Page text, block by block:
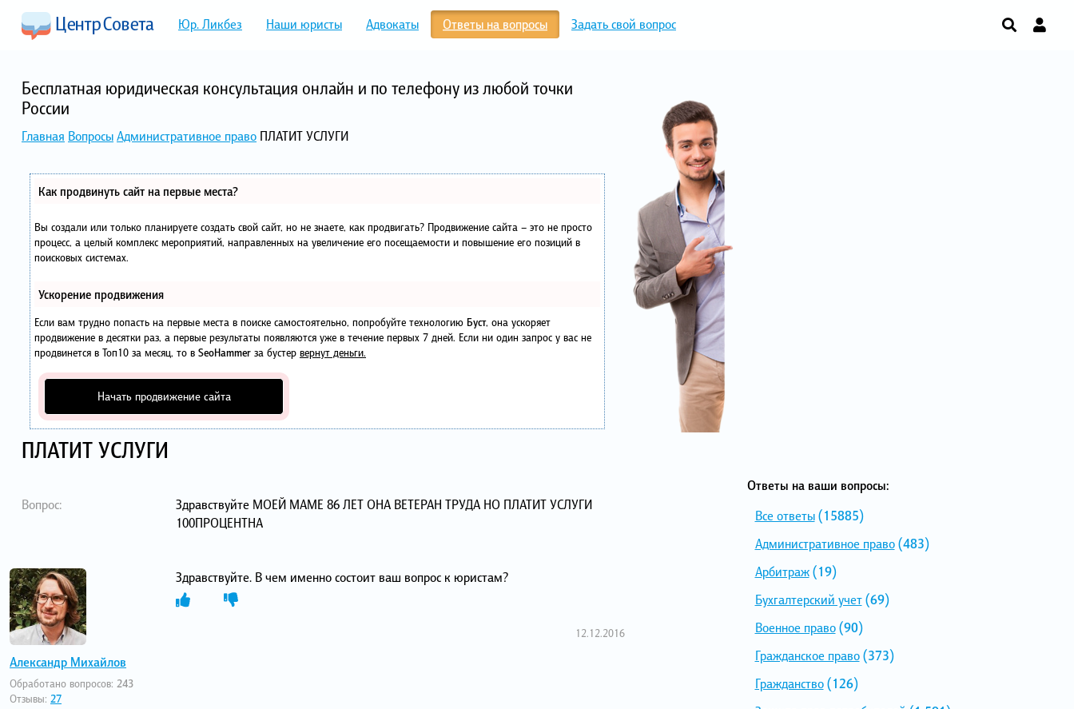
Юр. Ликбез Наши юристы Адвокаты Ответы на вопросы Задать свой вопрос
Бесплатная юридическая консультация онлайн и по телефону из любой точки
России
Главная ВопросыАдминистративное право ПЛАТИТ УСЛУГИ
Как продвинуть сайт на первые места?
Вы создали или только планируете создать свой сайт, но не знаете, как продвигать? Продвижение сайта – это не просто
процесс, а целый комплекс мероприятий, направленных на увеличение его посещаемости и повышение его позиций в
поисковых системах.
Ускорение продвижения
Если вам трудно попасть на первые места в поиске самостоятельно, попробуйте технологию Буст, она ускоряет
продвижение в десятки раз, а первые результаты появляются уже в течение первых 7 дней. Если ни один запрос у вас не
продвинется в Топ10 за месяц, то в SeoHammer за бустер вернут деньги.
Начать продвижение сайта
ПЛАТИТ УСЛУГИ
Вопрос:
Здравствуйте МОЕЙ МАМЕ 86 ЛЕТ ОНА ВЕТЕРАН ТРУДА НО ПЛАТИТ УСЛУГИ
100ПРОЦЕНТНА
Александр Михайлов
Обработано вопросов: 243
Отзывы: 27
Здравствуйте. В чем именно состоит ваш вопрос к юристам?
12.12.2016
Ответы на ваши вопросы:
Все ответы(15885)
Административное право(483)
Арбитраж(19)
Бухгалтерский учет(69)
Военное право(90)
Гражданское право(373)
Гражданство(126)